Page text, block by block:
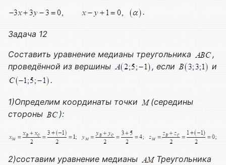
.
Задача 12
Составить уравнение медианы треугольника
,
проведённой из вершины
, если
и
.
1)Определим координаты точки
(середины
стороны
):
2)составим уравнение медианы
Треугольника